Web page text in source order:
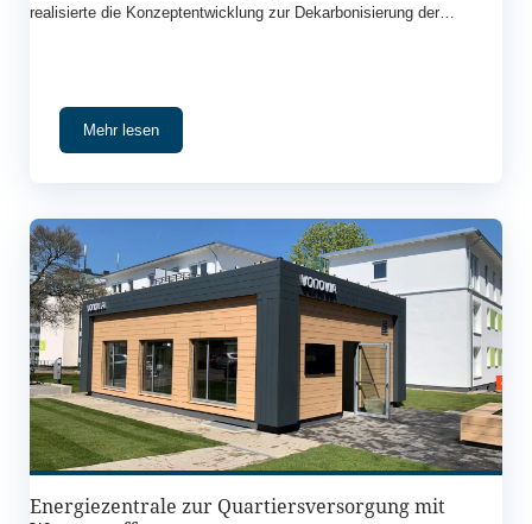
realisierte die Konzeptentwicklung zur Dekarbonisierung der
Mehr lesen
Energiezentrale zur Quartiersversorgung mit